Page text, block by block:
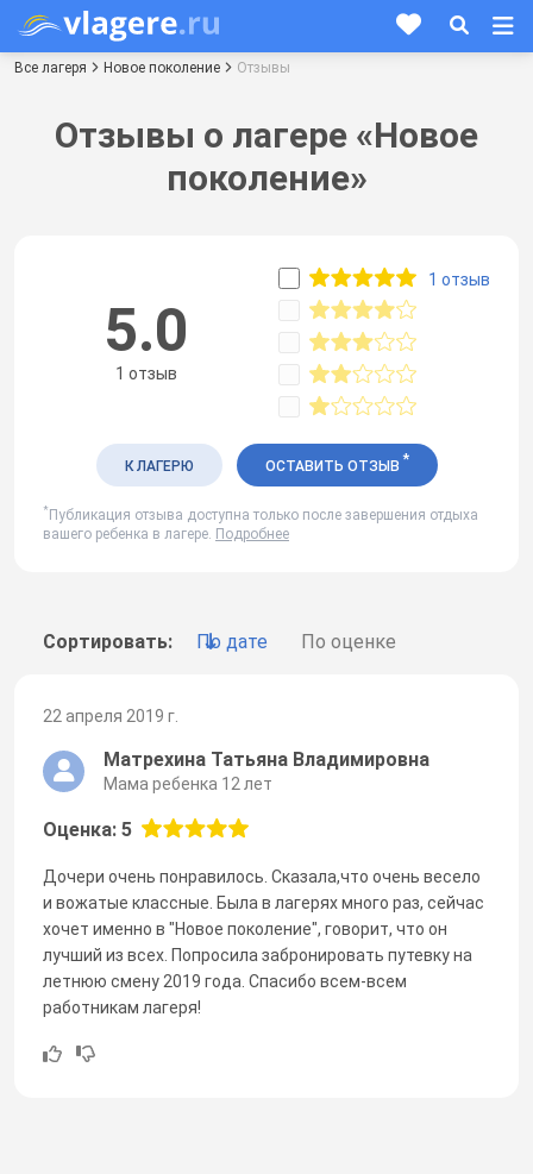
Все лагеря Новое поколение Отзывы
Отзывы о лагере «Новое
поколение»
Сортировать: По дате По оценке
22 апреля 2019 г.
Матрехина Татьяна Владимировна
Мама ребенка 12 лет
Оценка: 5
Дочери очень понравилось. Сказала,что очень весело
и вожатые классные. Была в лагерях много раз, сейчас
хочет именно в "Новое поколение", говорит, что он
лучший из всех. Попросила забронировать путевку на
летнюю смену 2019 года. Спасибо всем-всем
работникам лагеря!
5.0
1 отзыв
1 отзыв
К ЛАГЕРЮ ОСТАВИТЬ ОТЗЫВ *
* Публикация отзыва доступна только после завершения отдыха
вашего ребенка в лагере. Подробнее